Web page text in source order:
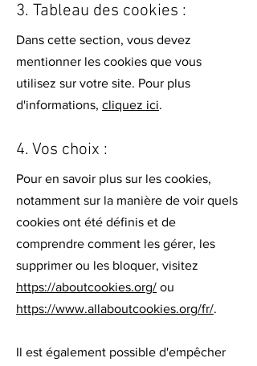
3. Tableau des cookies :
Dans cette section, vous devez
mentionner les cookies que vous
utilisez sur votre site. Pour plus
d'informations, cliquez ici.
4. Vos choix :
Pour en savoir plus sur les cookies,
notamment sur la manière de voir quels
cookies ont été définis et de
comprendre comment les gérer, les
supprimer ou les bloquer, visitez
https://aboutcookies.org/ ou
https://www.allaboutcookies.org/fr/.
Il est également possible d'empêcher